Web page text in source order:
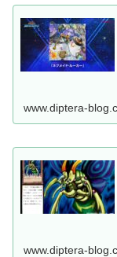
www.diptera-
www.diptera-